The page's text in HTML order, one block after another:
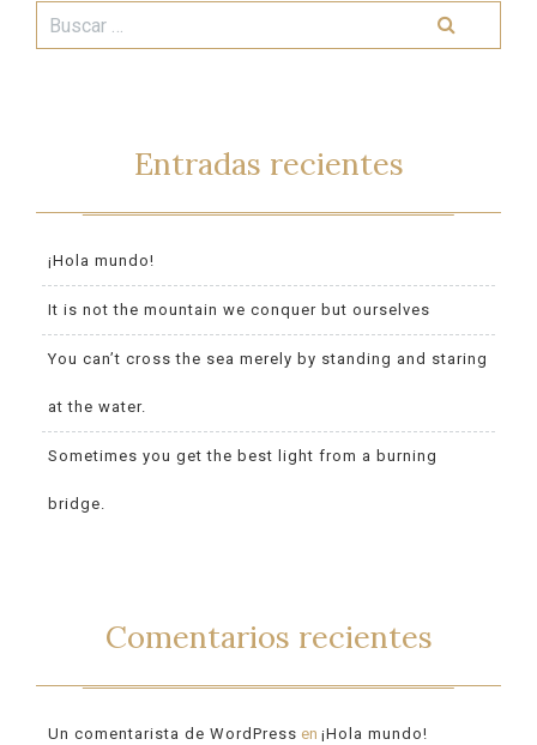
Entradas recientes
¡Hola mundo!
It is not the mountain we conquer but ourselves
You can’t cross the sea merely by standing and staring
at the water.
Sometimes you get the best light from a burning
bridge.
Comentarios recientes
Un comentarista de WordPress en ¡Hola mundo!